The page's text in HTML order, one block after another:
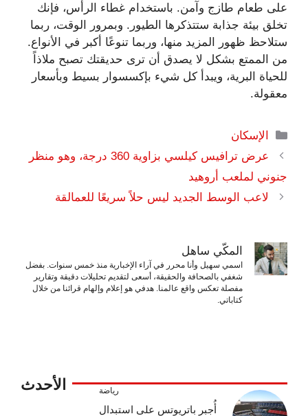
على طعام طازج وآمن. باستخدام غطاء الرأس، فإنك
تخلق بيئة جذابة ستتذكرها الطيور. وبمرور الوقت، ربما
ستلاحظ ظهور المزيد منها، وربما تنوعًا أكبر في الأنواع.
من الممتع بشكل لا يصدق أن ترى حديقتك تصبح ملاذاً
للحياة البرية، ويبدأ كل شيء بإكسسوار بسيط وبأسعار
معقولة.
التصنيفات
الإسكان
عرض ترافيس كيلسي بزاوية 360 درجة، وهو منظر
جنوني لملعب أروهيد
لاعب الوسط الجديد ليس حلاً سريعًا للعمالقة
المكّي ساهل
اسمي سهيل وأنا محرر في آراء الإخبارية منذ خمس سنوات. بفضل
شغفي بالصحافة والحقيقة، أسعى لتقديم تحليلات دقيقة وتقارير
مفصلة تعكس واقع عالمنا. هدفي هو إعلام وإلهام قرائنا من خلال
كتاباتي.
الأحدث رياضة
أُجبر باتريوتس على استبدال